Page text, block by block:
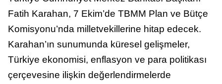
Fatih Karahan, 7 Ekim’de TBMM Plan ve Bütçe
Komisyonu’nda milletvekillerine hitap edecek.
Karahan’ın sunumunda küresel gelişmeler,
Türkiye ekonomisi, enflasyon ve para politikası
çerçevesine ilişkin değerlendirmelerde